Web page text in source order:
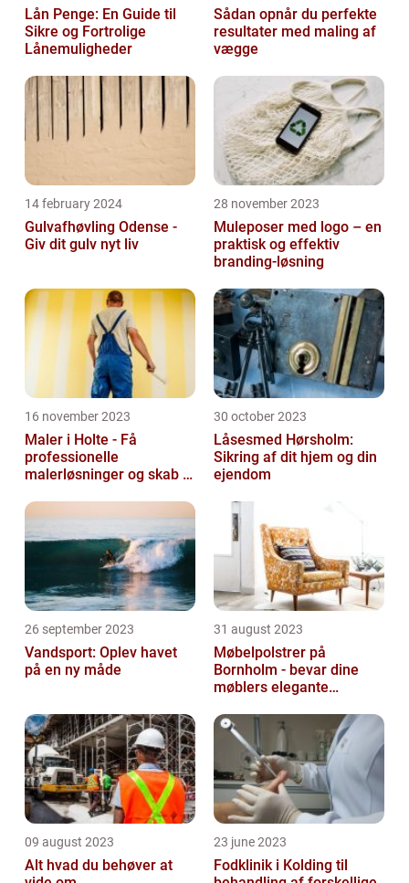
Lån Penge: En Guide til
Sikre og Fortrolige
Lånemuligheder
Sådan opnår du perfekte
resultater med maling af
vægge
14 february 2024
Gulvafhøvling Odense -
Giv dit gulv nyt liv
28 november 2023
Muleposer med logo – en
praktisk og effektiv
branding-løsning
16 november 2023
Maler i Holte - Få
professionelle
malerløsninger og skab et
30 october 2023
Låsesmed Hørsholm:
Sikring af dit hjem og din
ejendom
26 september 2023
Vandsport: Oplev havet
på en ny måde
31 august 2023
Møbelpolstrer på
Bornholm - bevar dine
møblers elegante
09 august 2023
Alt hvad du behøver at
23 june 2023
Fodklinik i Kolding til